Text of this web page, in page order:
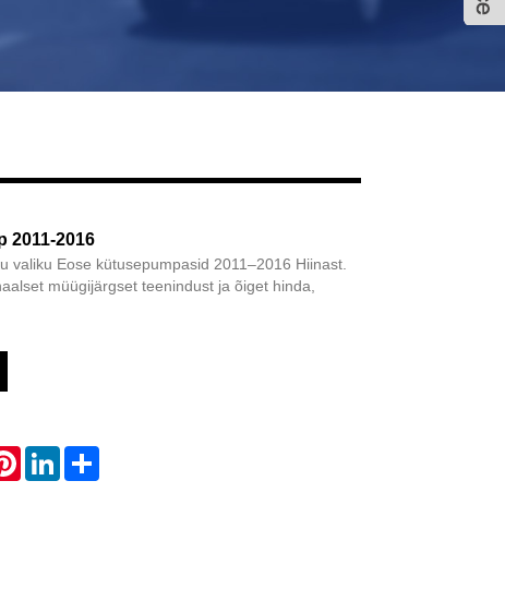
2011-2016
valiku Eose kütusepumpasid 2011–2016 Hiinast.
müügijärgset teenindust ja õiget hinda,
PinterestLinkedInShare